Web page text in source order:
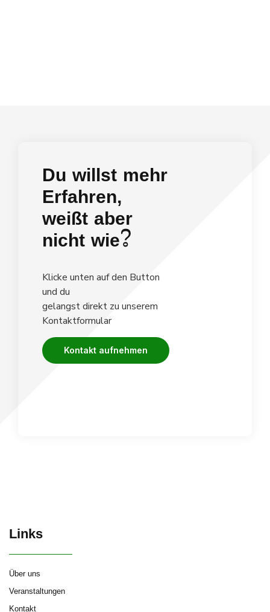
Du willst mehr
Erfahren,
weißt aber
nicht wie?
Klicke unten auf den Button
und du
gelangst direkt zu unserem
Kontaktformular
Kontakt aufnehmen
Links
Über uns
Veranstaltungen
Kontakt